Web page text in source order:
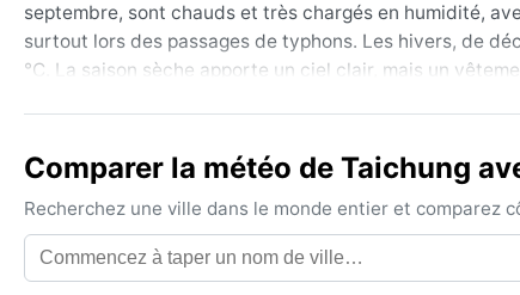
septembre, sont chauds et très chargés en humidité,
surtout lors des passages de typhons. Les hivers, de
°C. La saison sèche apporte un ciel clair, mais un
diminue et les pluies se font rares. Le printemps est
juillet et octobre, peuvent perturber les déplacements
absents. Les brumes matinales sont possibles en
Comparer la météo de Taichung
Recherchez une ville dans le monde entier et